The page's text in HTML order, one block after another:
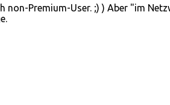
Premium-User. ;) ) Aber "im